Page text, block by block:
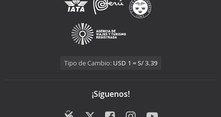
Tipo de Cambio: USD 1 = S/ 3.39
¡Síguenos!